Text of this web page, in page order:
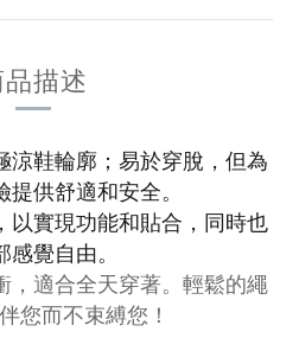
描述
涼鞋輪廓；易於穿脫，但為
提供舒適和安全。
以實現功能和貼合，同時也
感覺自由。
，適合全天穿著。輕鬆的繩
您而不束縛您！